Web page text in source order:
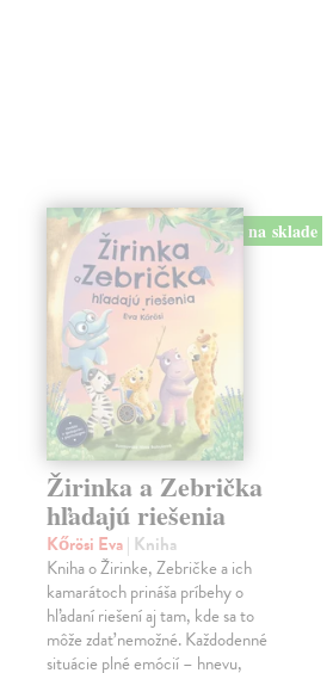
na sklade
Žirinka a Zebrička
hľadajú riešenia
Kőrösi Eva| Kniha
Kniha o Žirinke, Zebričke a ich
kamarátoch prináša príbehy o
hľadaní riešení aj tam, kde sa to
môže zdať nemožné. Každodenné
situácie plné emócií – hnevu,